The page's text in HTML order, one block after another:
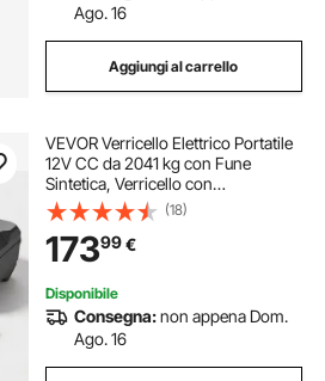
Ago. 16
Aggiungi al carrello
VEVOR Verricello Elettrico Portatile
12V CC da 2041 kg con Fune
Sintetica, Verricello con
Telecomando Wireless e Cablato,
Kit di Recupero con Valigetta,
Passacavo, Gancio, per ATV, UTV e
Off-Road
(18)
17399€
Disponibile
Consegna:non appena Dom.
Ago. 16